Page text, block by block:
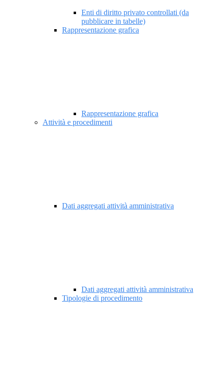
Enti di diritto privato controllati (da
pubblicare in tabelle)
Rappresentazione grafica
Rappresentazione grafica
Attività e procedimenti
Dati aggregati attività amministrativa
Dati aggregati attività amministrativa
Tipologie di procedimento